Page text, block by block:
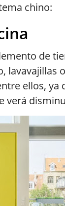
chino:
de
lavavajillas
ellos, ya
verá